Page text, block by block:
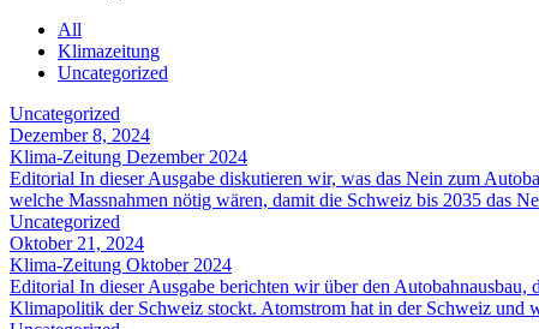
All
Klimazeitung
Uncategorized
Uncategorized
Dezember 8, 2024
Klima-Zeitung Dezember 2024
Editorial In dieser Ausgabe diskutieren wir, was das Nein zum
welche Massnahmen nötig wären, damit die Schweiz bis 2035 das
Uncategorized
Oktober 21, 2024
Klima-Zeitung Oktober 2024
Editorial In dieser Ausgabe berichten wir über den
Klimapolitik der Schweiz stockt. Atomstrom hat in der Schweiz